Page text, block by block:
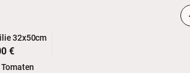
32x50cm
€